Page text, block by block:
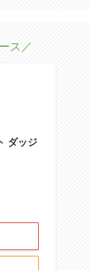
ス／
ダッジ